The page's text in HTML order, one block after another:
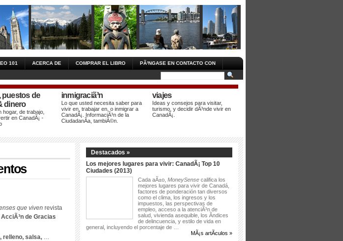
101 ACERCA DE COMPRAR EL LIBRO PÃ³NGASE EN CONTACTO CON
puestos de
dinero
hogar, de trabajo,
en CanadÃ¡ -
inmigraciã³n
Lo que usted necesita saber para
vivir en, trabajar en, o inmigrar a
CanadÃ¡. InformaciÃ³n de la
CiudadanÃ­a, tambiÃ©n.
viajes
Ideas y consejos para visitar,
turismo, y decidir dÃ³nde vivir en
CanadÃ¡.
que viven revista
de Gracias
relleno, salsa, …
Destacados »
Los mejores lugares para vivir: CanadÃ¡ Top 10
Ciudades (2013)
Cada aÃ±o, MoneySense califica los
mejores lugares para vivir de Canadá,
factores de ponderación tan diversos
como el clima, los ingresos y los
impuestos, las perspectivas de
empleo, acceso a la atenciÃ³n de
salud, vivienda asequible, los Ã­ndices
de delincuencia, y estilo de vida en
general, incluyendo el porcentaje de …
MÃ¡s artÃ­culos »